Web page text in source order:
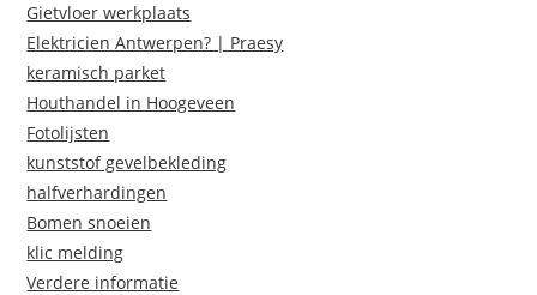
Gietvloer werkplaats
Elektricien Antwerpen? | Praesy
keramisch parket
Houthandel in Hoogeveen
Fotolijsten
kunststof gevelbekleding
halfverhardingen
Bomen snoeien
klic melding
Verdere informatie